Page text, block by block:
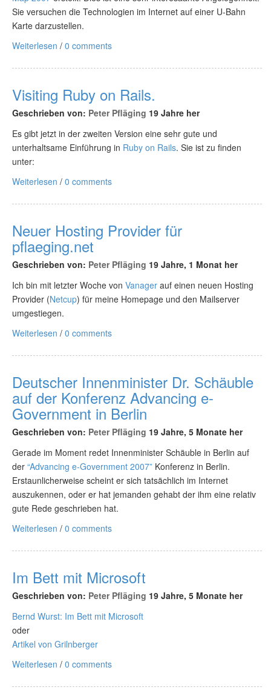
Sie versuchen die Technologien im Internet auf einer U-Bahn
Karte darzustellen.
Weiterlesen / 0 comments
Visiting Ruby on Rails.
Geschrieben von: Peter Pfläging 19 Jahre her
Es gibt jetzt in der zweiten Version eine sehr gute und
unterhaltsame Einführung in Ruby on Rails. Sie ist zu finden
unter:
Weiterlesen / 0 comments
Neuer Hosting Provider für
pflaeging.net
Geschrieben von: Peter Pfläging 19 Jahre, 1 Monat her
Ich bin mit letzter Woche von Vanager auf einen neuen Hosting
Provider (Netcup) für meine Homepage und den Mailserver
umgestiegen.
Weiterlesen / 0 comments
Deutscher Innenminister Dr. Schäuble
auf der Konferenz Advancing e-
Government in Berlin
Geschrieben von: Peter Pfläging 19 Jahre, 5 Monate her
Gerade im Moment redet Innenminister Schäuble in Berlin auf
der “Advancing e-Government 2007” Konferenz in Berlin.
Erstaunlicherweise scheint er sich tatsächlich im Internet
auszukennen, oder er hat jemanden gehabt der ihm eine relativ
gute Rede geschrieben hat.
Weiterlesen / 0 comments
Im Bett mit Microsoft
Geschrieben von: Peter Pfläging 19 Jahre, 5 Monate her
Bernd Wurst: Im Bett mit Microsoft
oder
Artikel von Grilnberger
Weiterlesen / 0 comments